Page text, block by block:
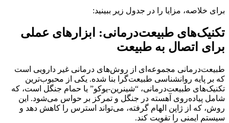
برای خلاصه، مزایا را در جدول زیر ببینید:
تکنیک‌های طبیعت‌درمانی: ابزارهای عملی
برای اتصال به طبیعت
طبیعت‌درمانی مجموعه‌ای از روش‌های درمانی غیر دارویی است
که بر پایه روانشناسی طبیعت‌گرا بنا شده. یکی از محبوب‌ترین
تکنیک‌های طبیعت‌درمانی، “شینرین-یوکو” یا حمام جنگل است، که
شامل پیاده‌روی آهسته در جنگل و تمرکز بر حواس می‌شود. این
روش، که از ژاپن الهام گرفته، می‌تواند استرس را کاهش دهد و
سیستم ایمنی را تقویت کند.